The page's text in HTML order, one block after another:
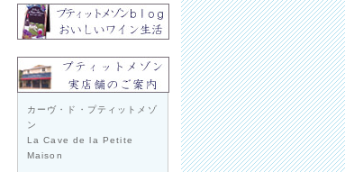
カーヴ・ド・プティットメゾ
ン
La Cave de la Petite
Maison